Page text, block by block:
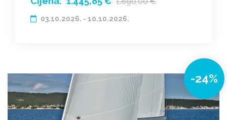
03.10.2026. - 10.10.2026.
-24%